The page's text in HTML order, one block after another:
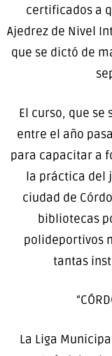
certificados a
Ajedrez de Nivel
que se dictó de
El curso, que se
entre el año
para capacitar a
la práctica del
ciudad de
bibliotecas
polideportivos
tantas
La Liga